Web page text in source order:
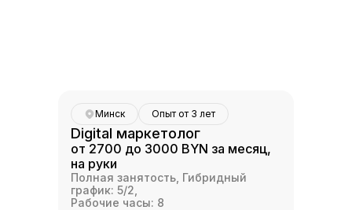
Минск Опыт от 3 лет
Digital маркетолог
от 2700 до 3000 BYN за месяц,
на руки
Полная занятость, Гибридный
график: 5/2,
Рабочие часы: 8